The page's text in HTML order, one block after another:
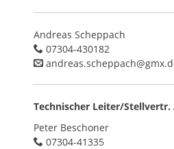
Andreas Scheppach
07304-430182
Technischer Leiter/
Peter Beschoner
07304-41335